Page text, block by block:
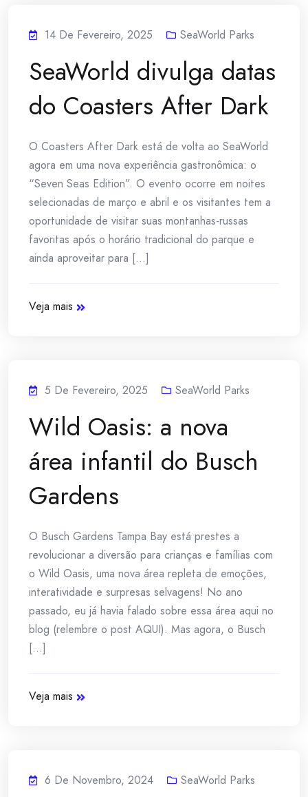
14 De Fevereiro, 2025 SeaWorld Parks
SeaWorld divulga datas
do Coasters After Dark
O Coasters After Dark está de volta ao SeaWorld
agora em uma nova experiência gastronômica: o
“Seven Seas Edition”. O evento ocorre em noites
selecionadas de março e abril e os visitantes tem a
oportunidade de visitar suas montanhas-russas
favoritas após o horário tradicional do parque e
ainda aproveitar para [...]
Veja mais
5 De Fevereiro, 2025 SeaWorld Parks
Wild Oasis: a nova
área infantil do Busch
Gardens
O Busch Gardens Tampa Bay está prestes a
revolucionar a diversão para crianças e famílias com
o Wild Oasis, uma nova área repleta de emoções,
interatividade e surpresas selvagens! No ano
passado, eu já havia falado sobre essa área aqui no
blog (relembre o post AQUI). Mas agora, o Busch
[...]
Veja mais
6 De Novembro, 2024 SeaWorld Parks